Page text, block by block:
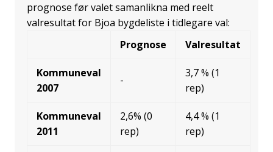
prognose før valet samanlikna med reelt
valresultat for Bjoa bygdeliste i tidlegare val:
Prognose
Valresultat
Kommuneval
2007
-
3,7 % (1
rep)
Kommuneval
2011
2,6% (0
rep)
4,4 % (1
rep)